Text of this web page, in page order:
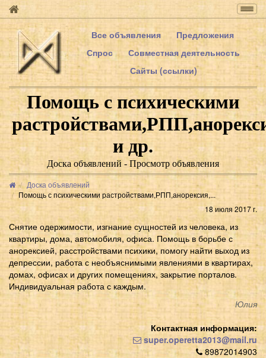
Все объявления
Предложения
Спрос
Совместная деятельность
Сайты (ссылки)
Помощь с психическими
и др.
Доска объявлений - Просмотр объявления
Доска объявлений
Помощь с психическими растройствами,РПП,анорексия,...
18 июля 2017 г.
Снятие одержимости, изгнание сущностей из человека, из
квартиры, дома, автомобиля, офиса. Помощь в борьбе с
анорексией, расстройствами психики, помогу найти выход из
депрессии, работа с необъяснимыми явлениями в квартирах,
домах, офисах и других помещениях, закрытие порталов.
Индивидуальная работа с каждым.
Юлия
Контактная информация:
super.operetta2013@mail.ru
89872014903